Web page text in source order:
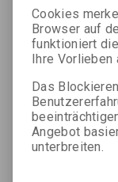
Detaillierte
Flüssigkonzentrat
Cookies
Browser auf
funktioniert
Ihre Vorlieben
Das
Angebot
unterbreiten.